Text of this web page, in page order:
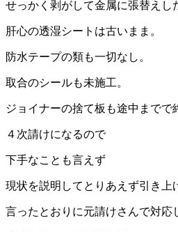
せっかく剥がして金属に張替えし
肝心の透湿シートは古いまま。
防水テープの類も一切なし。
取合のシールも未施工。
ジョイナーの捨て板も途中まで
４次請けになるので
下手なことも言えず
現状を説明してとりあえず引き上
言ったとおりに元請けさんで対応